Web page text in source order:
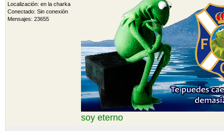
Localización: en la charka
Conectado: Sin conexión
Mensajes: 23655
soy eterno